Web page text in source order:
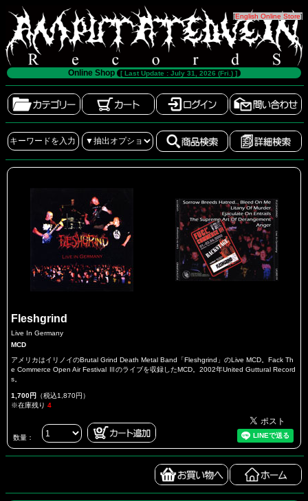
[English Online Store]
Online Shop [ Last Update : July 31, 2026 (Fri.) ]
Fleshgrind
Live In Germany
MCD
アメリカはイリノイのBrutal Grind Death Metal Band「Fleshgrind」のLive MCD。Fack Th
e Commerce Open Air Festival Ⅲのライブを収録したMCD。2002年United Guttural Record
s。
1,700円 （税込1,870円）
※在庫残り 4
数量：